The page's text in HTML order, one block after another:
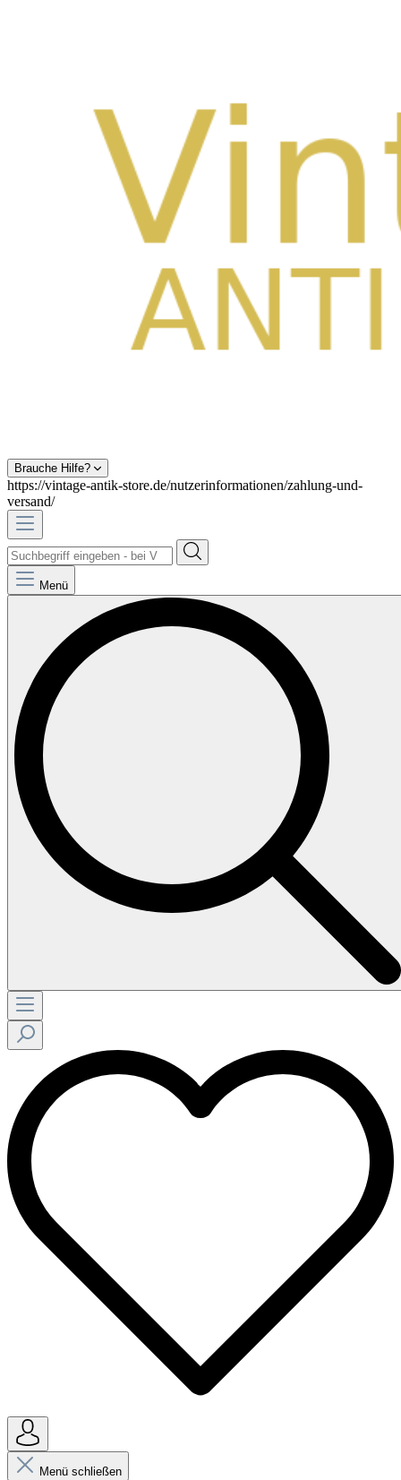
Brauche Hilfe?
https://vintage-antik-store.de/nutzerinformationen/zahlung-und-
versand/
Menü
Menü schließen